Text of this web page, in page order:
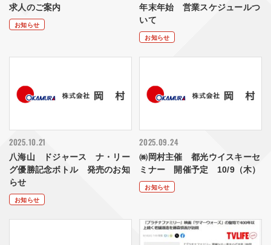
求人のご案内
お知らせ
年末年始 営業スケジュールつ
いて
お知らせ
2025.10.21
八海山 ドジャース ナ・リー
グ優勝記念ボトル 発売のお知
らせ
お知らせ
2025.09.24
㈱岡村主催 都光ウイスキーセ
ミナー 開催予定 10/9（木）
お知らせ